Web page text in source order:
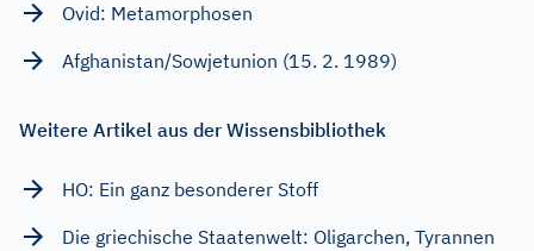
Ovid: Metamorphosen
Afghanistan/Sowjetunion (15. 2. 1989)
Weitere Artikel aus der Wissensbibliothek
HO: Ein ganz besonderer Stoff
Die griechische Staatenwelt: Oligarchen, Tyrannen